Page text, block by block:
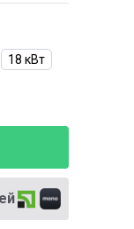
18 кВт